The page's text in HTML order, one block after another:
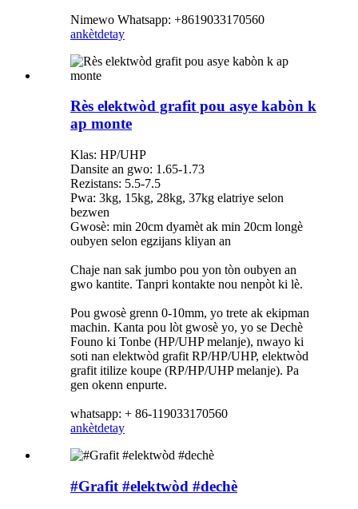
Nimewo Whatsapp: +8619033170560
ankètdetay
Rès elektwòd grafit pou asye kabòn k
ap monte
Klas: HP/UHP
Dansite an gwo: 1.65-1.73
Rezistans: 5.5-7.5
Pwa: 3kg, 15kg, 28kg, 37kg elatriye selon
bezwen
Gwosè: min 20cm dyamèt ak min 20cm longè
oubyen selon egzijans kliyan an
Chaje nan sak jumbo pou yon tòn oubyen an
gwo kantite. Tanpri kontakte nou nenpòt ki lè.
Pou gwosè grenn 0-10mm, yo trete ak ekipman
machin. Kanta pou lòt gwosè yo, yo se Dechè
Founo ki Tonbe (HP/UHP melanje), nwayo ki
soti nan elektwòd grafit RP/HP/UHP, elektwòd
grafit itilize koupe (RP/HP/UHP melanje). Pa
gen okenn enpurte.
whatsapp: + 86-119033170560
ankètdetay
#Grafit #elektwòd #dechè